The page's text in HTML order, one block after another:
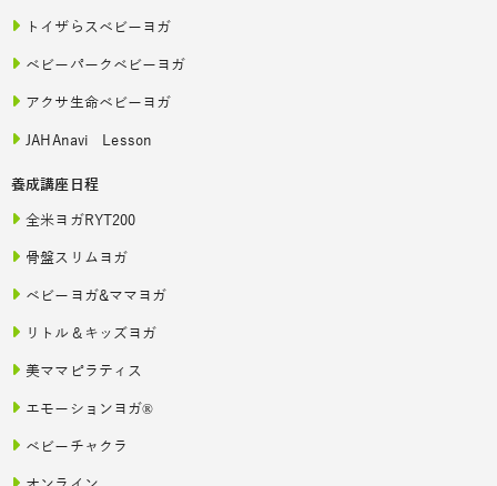
トイザらスベビーヨガ
ベビーパークベビーヨガ
アクサ生命ベビーヨガ
JAHAnavi Lesson
養成講座日程
全米ヨガRYT200
骨盤スリムヨガ
ベビーヨガ&ママヨガ
リトル＆キッズヨガ
美ママピラティス
エモーションヨガ®
ベビーチャクラ